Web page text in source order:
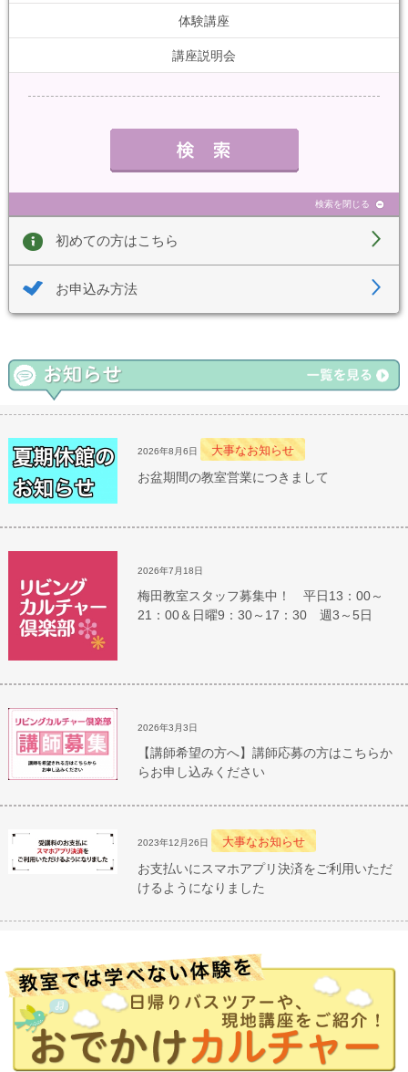
体験講座
講座説明会
検索を閉じる
初めての方はこちら
お申込み方法
2026年8月6日 大事なお知らせ
お盆期間の教室営業につきまして
2026年7月18日
梅田教室スタッフ募集中！ 平日13：00～
21：00＆日曜9：30～17：30 週3～5日
2026年3月3日
【講師希望の方へ】講師応募の方はこちらか
らお申し込みください
2023年12月26日 大事なお知らせ
お支払いにスマホアプリ決済をご利用いただ
けるようになりました